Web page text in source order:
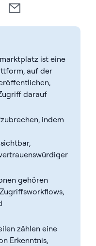
ist eine
auf der
darauf
indem
gehören
zählen eine
Erkenntnis,